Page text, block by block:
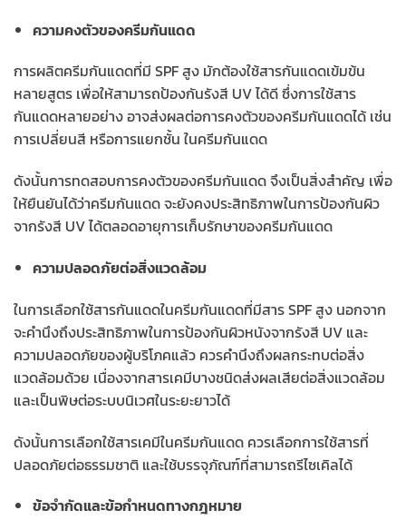
ความคงตัวของครีมกันแดด
การผลิตครีมกันแดดที่มี SPF สูง มักต้องใช้สารกันแดดเข้มข้น
หลายสูตร เพื่อให้สามารถป้องกันรังสี UV ได้ดี ซึ่งการใช้สาร
กันแดดหลายอย่าง อาจส่งผลต่อการคงตัวของครีมกันแดดได้ เช่น
การเปลี่ยนสี หรือการแยกชั้น ในครีมกันแดด
ดังนั้นการทดสอบการคงตัวของครีมกันแดด จึงเป็นสิ่งสำคัญ เพื่อ
ให้ยืนยันได้ว่าครีมกันแดด จะยังคงประสิทธิภาพในการป้องกันผิว
จากรังสี UV ได้ตลอดอายุการเก็บรักษาของครีมกันแดด
ความปลอดภัยต่อสิ่งแวดล้อม
ในการเลือกใช้สารกันแดดในครีมกันแดดที่มีสาร SPF สูง นอกจาก
จะคำนึงถึงประสิทธิภาพในการป้องกันผิวหนังจากรังสี UV และ
ความปลอดภัยของผู้บริโภคแล้ว ควรคำนึงถึงผลกระทบต่อสิ่ง
แวดล้อมด้วย เนื่องจากสารเคมีบางชนิดส่งผลเสียต่อสิ่งแวดล้อม
และเป็นพิษต่อระบบนิเวศในระยะยาวได้
ดังนั้นการเลือกใช้สารเคมีในครีมกันแดด ควรเลือกการใช้สารที่
ปลอดภัยต่อธรรมชาติ และใช้บรรจุภัณฑ์ที่สามารถรีไซเคิลได้
ข้อจำกัดและข้อกำหนดทางกฎหมาย